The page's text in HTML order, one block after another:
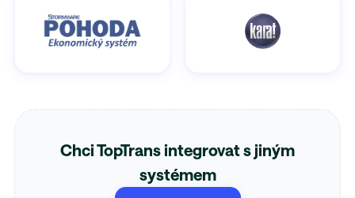
Chci TopTrans integrovat s jiným
systémem